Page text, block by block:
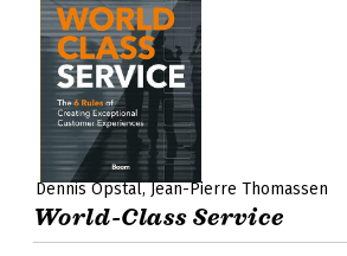
Dennis Opstal Jean-Pierre Thomassen
World-Class Service